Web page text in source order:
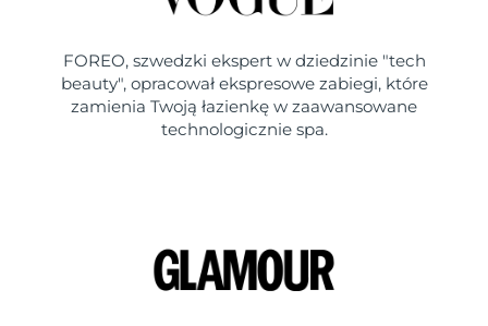
FOREO, szwedzki ekspert w dziedzinie "tech
beauty", opracował ekspresowe zabiegi, które
zamienia Twoją łazienkę w zaawansowane
technologicznie spa.